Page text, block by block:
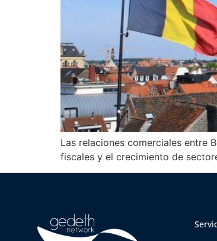
Las relaciones comerciales entre
fiscales y el crecimiento de